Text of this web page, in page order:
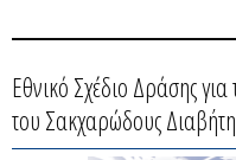
Εθνικό Σχέδιο Δράσης
του Σακχαρώδους